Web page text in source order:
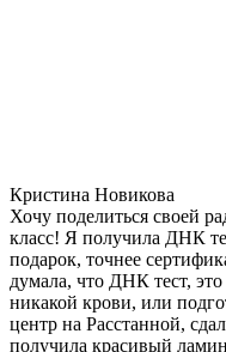
Кристина Новикова
Хочу поделиться своей
класс! Я получила ДНК
подарок, точнее
думала, что ДНК тест,
никакой крови, или
центр на Расстанной,
получила красивый